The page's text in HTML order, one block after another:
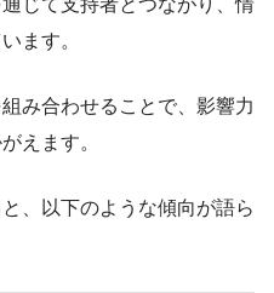
ます。
み合わせることで、影響力
えます。
、以下のような傾向が語ら